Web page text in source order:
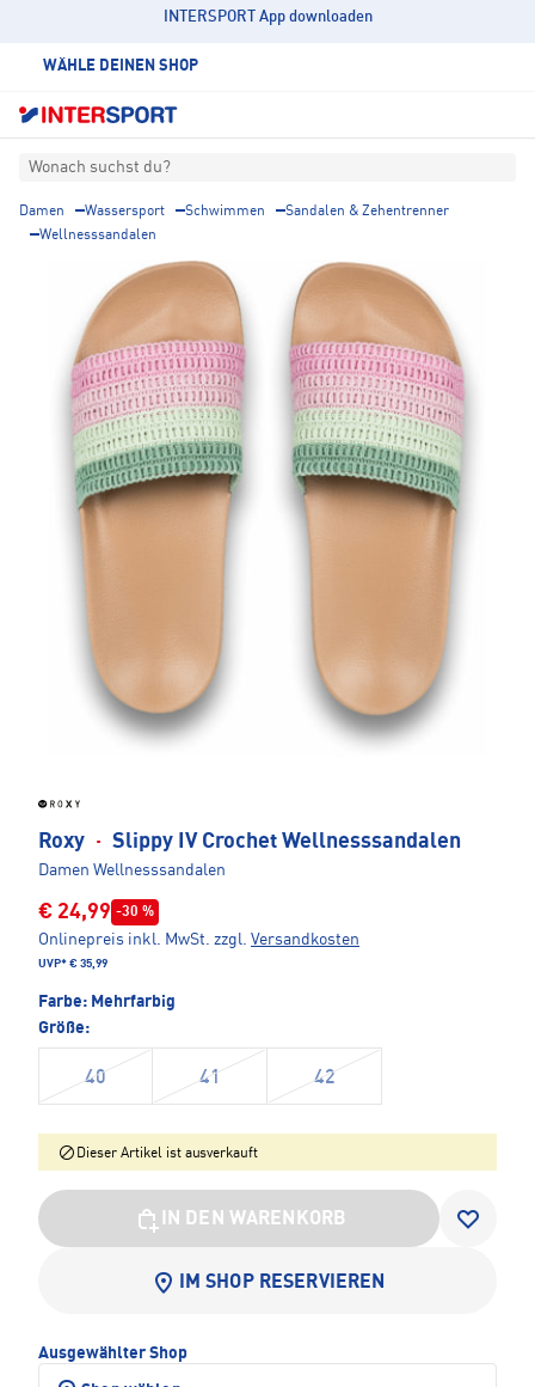
INTERSPORT App downloaden
WÄHLE DEINEN SHOP
Wonach suchst du?
Damen Wassersport Schwimmen
Sandalen & Zehentrenner
Wellnesssandalen
Roxy · Slippy IV Crochet Wellnesssandalen
Damen Wellnesssandalen
€ 24,99 -30 %
Onlinepreis inkl. MwSt. zzgl. Versandkosten
UVP* € 35,99
Farbe: Mehrfarbig
Größe:
40 41 42
Dieser Artikel ist ausverkauft
IN DEN WARENKORB
IM SHOP RESERVIEREN
Ausgewählter Shop